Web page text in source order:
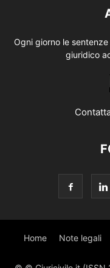
Ogni giorno le
giuridico
Home Note legali